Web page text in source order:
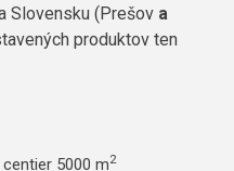
Slovensku (Prešov a
produktov ten
5000 m2